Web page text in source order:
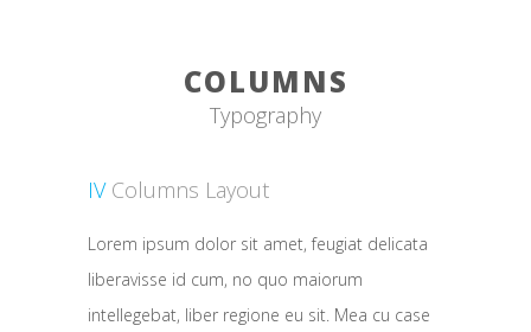
COLUMNS
Typography
IVColumns Layout
Lorem ipsum dolor sit amet, feugiat delicata
liberavisse id cum, no quo maiorum
intellegebat, liber regione eu sit. Mea cu case